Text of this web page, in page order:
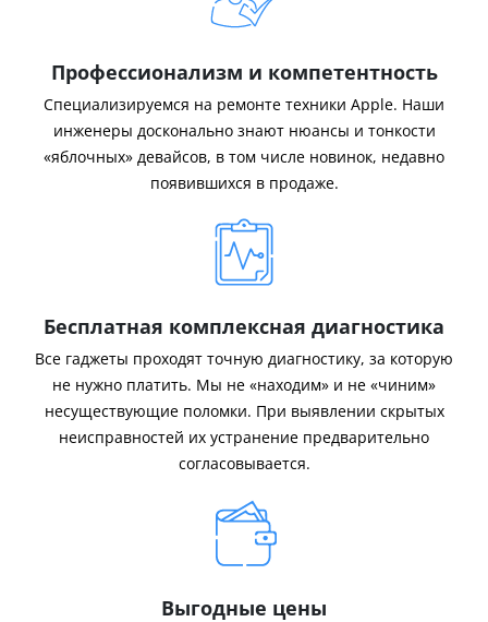
Профессионализм и компетентность
Специализируемся на ремонте техники Apple. Наши
инженеры досконально знают нюансы и тонкости
«яблочных» девайсов, в том числе новинок, недавно
появившихся в продаже.
Бесплатная комплексная диагностика
Все гаджеты проходят точную диагностику, за которую
не нужно платить. Мы не «находим» и не «чиним»
несуществующие поломки. При выявлении скрытых
неисправностей их устранение предварительно
согласовывается.
Выгодные цены